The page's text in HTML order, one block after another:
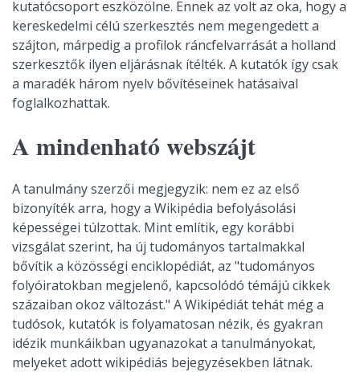
kutatócsoport eszközölne. Ennek az volt az oka, hogy a
kereskedelmi célú szerkesztés nem megengedett a
szájton, márpedig a profilok ráncfelvarrását a holland
szerkesztők ilyen eljárásnak ítélték. A kutatók így csak
a maradék három nyelv bővítéseinek hatásaival
foglalkozhattak.
A mindenható webszájt
A tanulmány szerzői megjegyzik: nem ez az első
bizonyíték arra, hogy a Wikipédia befolyásolási
képességei túlzottak. Mint említik, egy korábbi
vizsgálat szerint, ha új tudományos tartalmakkal
bővítik a közösségi enciklopédiát, az "tudományos
folyóiratokban megjelenő, kapcsolódó témájú cikkek
százaiban okoz változást." A Wikipédiát tehát még a
tudósok, kutatók is folyamatosan nézik, és gyakran
idézik munkáikban ugyanazokat a tanulmányokat,
melyeket adott wikipédiás bejegyzésekben látnak.